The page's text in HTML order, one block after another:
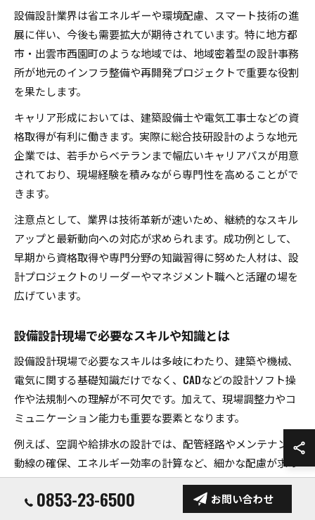
設備設計業界は省エネルギーや環境配慮、スマート技術の進
展に伴い、今後も需要拡大が期待されています。特に地方都
市・出雲市西園町のような地域では、地域密着型の設計事務
所が地元のインフラ整備や再開発プロジェクトで重要な役割
を果たします。
キャリア形成においては、建築設備士や電気工事士などの資
格取得が有利に働きます。実際に総合技研設計のような地元
企業では、若手からベテランまで幅広いキャリアパスが用意
されており、現場経験を積みながら専門性を高めることがで
きます。
注意点として、業界は技術革新が速いため、継続的なスキル
アップと最新動向への対応が求められます。成功例として、
早期から資格取得や専門分野の知識習得に努めた人材は、設
計プロジェクトのリーダーやマネジメント職へと活躍の場を
広げています。
設備設計現場で必要なスキルや知識とは
設備設計現場で必要なスキルは多岐にわたり、建築や機械、
電気に関する基礎知識だけでなく、CADなどの設計ソフト操
作や法規制への理解が不可欠です。加えて、現場調整力やコ
ミュニケーション能力も重要な要素となります。
例えば、空調や給排水の設計では、配管経路やメンテナンス
動線の確保、エネルギー効率の計算など、細かな配慮が求め
られます。現場ごとに異なる条件や要望に柔軟に対応するた
め、複数の専門領域を横断的に学ぶ姿勢が大切です。
0853-23-6500 お問い合わせ